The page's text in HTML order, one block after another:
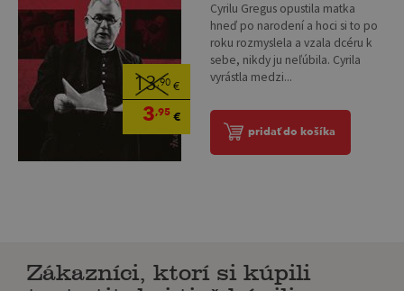
13,90 €
3,95 €
Cyrilu Gregus opustila matka
hneď po narodení a hoci si to po
roku rozmyslela a vzala dcéru k
sebe, nikdy ju neľúbila. Cyrila
vyrástla medzi...
pridať do košíka
Zákazníci, ktorí si kúpili